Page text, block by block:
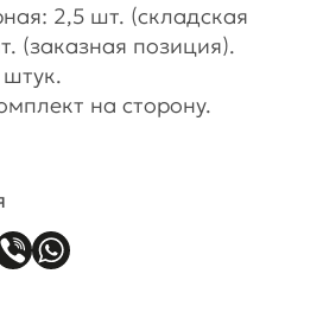
2,5 шт. (складская
(заказная позиция).
на сторону.